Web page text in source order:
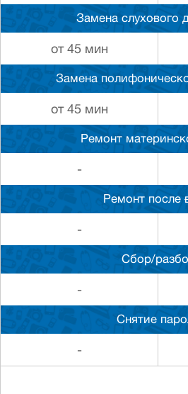
Замена слуxового
от 45 мин
Замена
от 45 мин
Ремонт
-
Ремонт после
-
Сбор/
-
Снятие
-